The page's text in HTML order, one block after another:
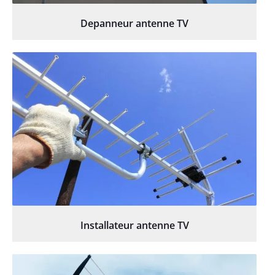
Depanneur antenne TV
Installateur antenne TV